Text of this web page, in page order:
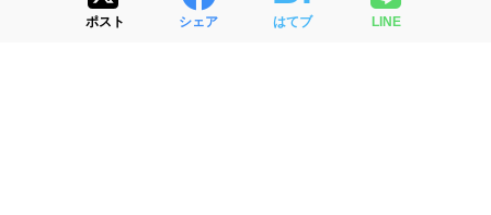
ポスト シェア はてブ LINE